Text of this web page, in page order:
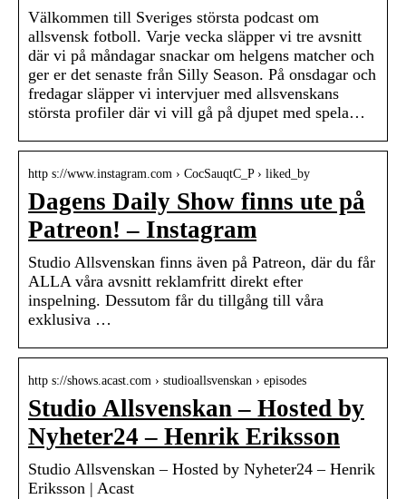
Välkommen till Sveriges största podcast om
allsvensk fotboll. Varje vecka släpper vi tre avsnitt
där vi på måndagar snackar om helgens matcher och
ger er det senaste från Silly Season. På onsdagar och
fredagar släpper vi intervjuer med allsvenskans
största profiler där vi vill gå på djupet med spela…
http s://www.instagram.com › CocSauqtC_P › liked_by
Dagens Daily Show finns ute på
Patreon! – Instagram
Studio Allsvenskan finns även på Patreon, där du får
ALLA våra avsnitt reklamfritt direkt efter
inspelning. Dessutom får du tillgång till våra
exklusiva …
http s://shows.acast.com › studioallsvenskan › episodes
Studio Allsvenskan – Hosted by
Nyheter24 – Henrik Eriksson
Studio Allsvenskan – Hosted by Nyheter24 – Henrik
Eriksson | Acast